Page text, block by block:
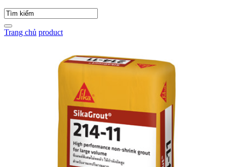
Trang chủ product